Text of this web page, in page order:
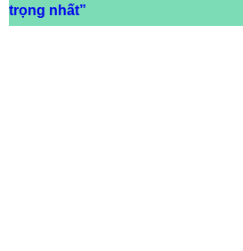
trọng nhất”